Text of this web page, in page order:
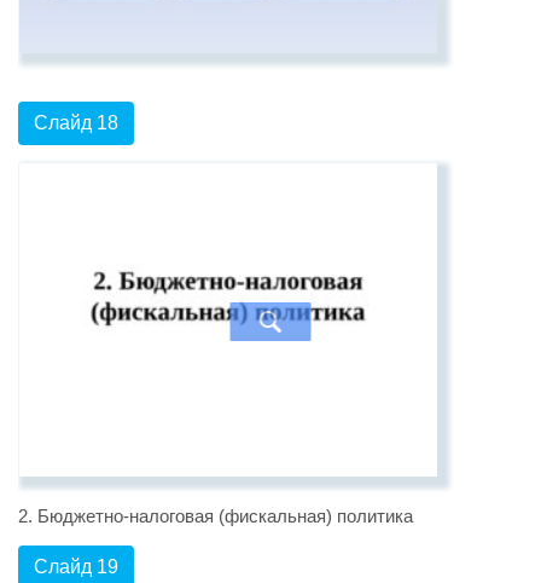
Слайд 18
2. Бюджетно-налоговая (фискальная) политика
Слайд 19